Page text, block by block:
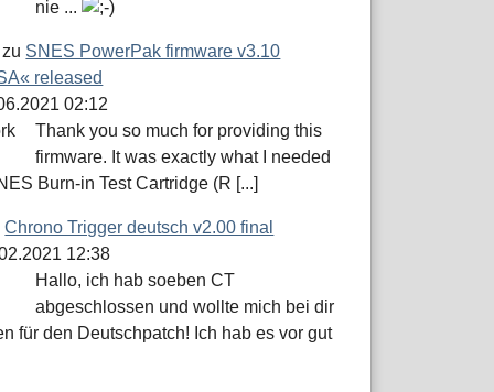
nie ...
zu SNES PowerPak firmware v3.10
released
02:12
Thank you so much for providing this
firmware. It was exactly what I needed
Burn-in Test Cartridge (R [...]
Chrono Trigger deutsch v2.00 final
12:38
Hallo, ich hab soeben CT
abgeschlossen und wollte mich bei dir
für den Deutschpatch! Ich hab es vor gut